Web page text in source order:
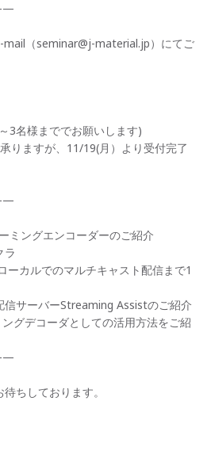
mail（seminar@j-material.jp）にてご
3名様まででお願いします)
りますが、11/19(月）より受付完了
ミングエンコーダーのご紹介
ラ
ーカルでのマルチキャスト配信まで1
信サーバーStreaming Assistのご紹介
グデコーダとしての活用方法をご紹
ちしております。